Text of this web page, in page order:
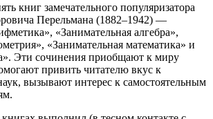
книг замечательного популяризатора
Перельмана (1882–1942) —
«Занимательная алгебра»,
«Занимательная математика» и
Эти сочинения приобщают к миру
привить читателю вкус к
вызывают интерес к самостоятельным